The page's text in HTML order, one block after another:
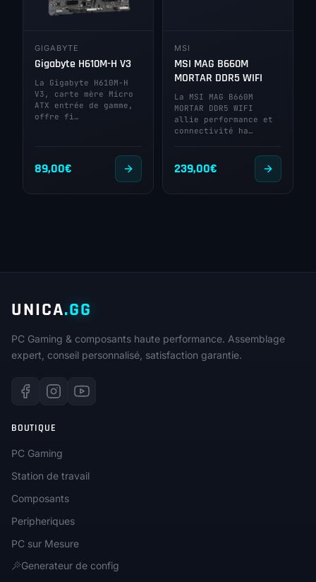
GIGABYTE
Gigabyte H610M-H V3
La Gigabyte H610M-H
V3, carte mère Micro
ATX entrée de gamme,
offre fi…
89,00€
MSI
MSI MAG B660M
MORTAR DDR5 WIFI
La MSI MAG B660M
MORTAR DDR5 WIFI
allie performance et
connectivité ha…
239,00€
UNICA.GG
PC Gaming & composants haute performance. Assemblage
expert, conseil personnalisé, satisfaction garantie.
BOUTIQUE
PC Gaming
Station de travail
Composants
Peripheriques
PC sur Mesure
Generateur de config